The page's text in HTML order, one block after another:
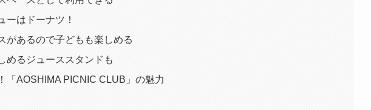
ーはドーナツ！
があるので子どもも楽しめる
めるジューススタンドも
「AOSHIMA PICNIC CLUB」の魅力